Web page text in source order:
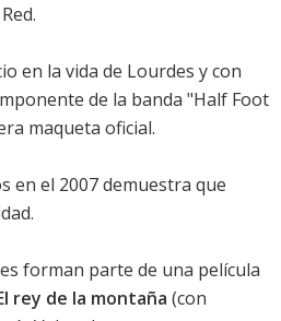
en la vida de Lourdes y con
de la banda "Half Foot
maqueta oficial.
en el 2007 demuestra que
forman parte de una película
rey de la montaña (con